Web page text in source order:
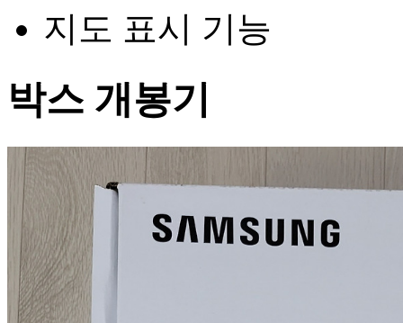
지도 표시 기능
박스 개봉기